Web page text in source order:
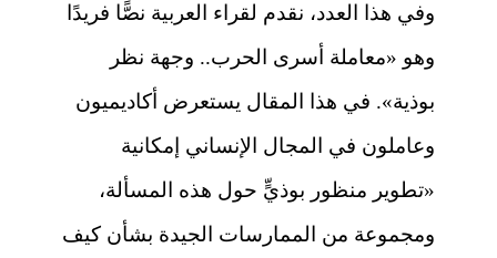
وفي هذا العدد، نقدم لقراء العربية نصًّا فريدًا
وهو «معاملة أسرى الحرب.. وجهة نظر
بوذية». في هذا المقال يستعرض أكاديميون
وعاملون في المجال الإنساني إمكانية
«تطوير منظور بوذيٍّ حول هذه المسألة،
ومجموعة من الممارسات الجيدة بشأن كيف